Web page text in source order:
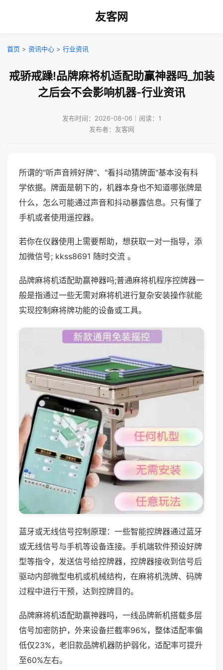
友客网
首页 > 资讯中心 > 行业资讯
戒骄戒躁!品牌麻将机适配助赢神器吗_加装
之后会不会影响机器-行业资讯
发布时间：2026-08-06｜阅读：1
发布者：友客网
所谓的"听声音辨好牌"、"看抖动猜牌面"基本没有科
学依据。牌面是朝下的，机器本身也不知道哪张牌是
什么，怎么可能通过声音和抖动暴露信息。只有懂了
手机或者使用遥控器。
若你在仪器使用上需要帮助，想获取一对一指导，添
加微信号; kkss8691 随时交流 。
品牌麻将机适配助赢神器吗;普通麻将机程序控牌器一
般是指通过一些无需对麻将机进行复杂安装操作就能
实现控制麻将牌功能的设备或工具。
蓝牙或无线信号控制原理：一些智能控牌器通过蓝牙
或无线信号与手机等设备连接。手机端软件预设好牌
型等指令，发送信号给控牌器，控牌器接收到信号后
驱动内部微型电机或机械结构，在麻将机洗牌、码牌
过程中进行干预，达到控牌目的。
品牌麻将机适配助赢神器吗，一线品牌新机搭载多层
信号加密防护，外来设备拦截率96%，整体适配率偏
低仅23%，老旧款品牌机器防护弱化，适配率可提升
至60%左右。